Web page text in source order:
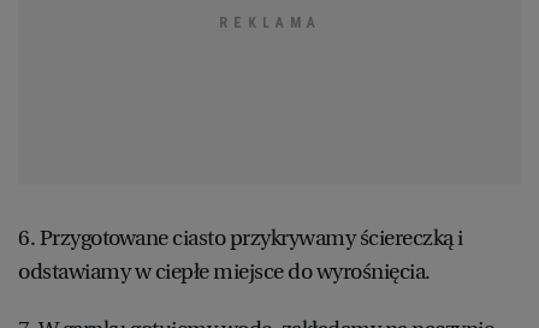
6. Przygotowane ciasto przykrywamy ściereczką i
odstawiamy w ciepłe miejsce do wyrośnięcia.